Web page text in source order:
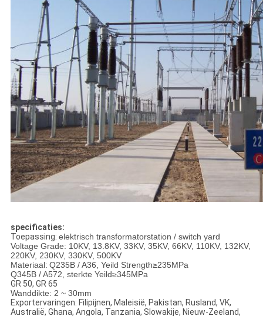
specificaties:
Toepassing: elektrisch transformatorstation / switch yard
Voltage Grade: 10KV, 13.8KV, 33KV, 35KV, 66KV, 110KV, 132KV,
220KV, 230KV, 330KV, 500KV
Materiaal: Q235B / A36, Yeild Strength≥235MPa
Q345B / A572, sterkte Yeild≥345MPa
GR 50, GR 65
Wanddikte: 2 ~ 30mm
Exportervaringen: Filipijnen, Maleisië, Pakistan, Rusland, VK,
Australië, Ghana, Angola, Tanzania, Slowakije, Nieuw-Zeeland,